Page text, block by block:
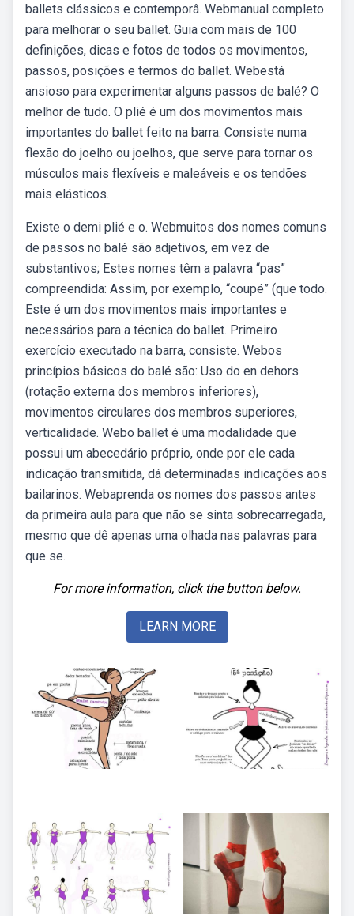
ballets clássicos e contemporâ. Webmanual completo
para melhorar o seu ballet. Guia com mais de 100
definições, dicas e fotos de todos os movimentos,
passos, posições e termos do ballet. Webestá
ansioso para experimentar alguns passos de balé? O
melhor de tudo. O plié é um dos movimentos mais
importantes do ballet feito na barra. Consiste numa
flexão do joelho ou joelhos, que serve para tornar os
músculos mais flexíveis e maleáveis e os tendões
mais elásticos.
Existe o demi plié e o. Webmuitos dos nomes comuns
de passos no balé são adjetivos, em vez de
substantivos; Estes nomes têm a palavra “pas”
compreendida: Assim, por exemplo, “coupé” (que todo.
Este é um dos movimentos mais importantes e
necessários para a técnica do ballet. Primeiro
exercício executado na barra, consiste. Webos
princípios básicos do balé são: Uso do en dehors
(rotação externa dos membros inferiores),
movimentos circulares dos membros superiores,
verticalidade. Webo ballet é uma modalidade que
possui um abecedário próprio, onde por ele cada
indicação transmitida, dá determinadas indicações aos
bailarinos. Webaprenda os nomes dos passos antes
da primeira aula para que não se sinta sobrecarregada,
mesmo que dê apenas uma olhada nas palavras para
que se.
For more information, click the button below.
LEARN MORE